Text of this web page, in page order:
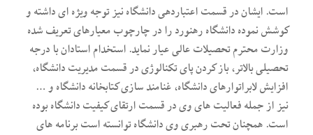
است. ایشان در قسمت اعتباردهی دانشگاه نیز توجه ویژه ای داشته و
کوشش نموده دانشگاه رهنورد را در چارچوب معیارهای تعریف شده
وزارت محترم تحصیلات عالی عیار نماید. استخدام استادان با درجه
تحصیلی بالاتر، باز کردن پای تکنالوژی در قسمت مدیریت دانشگاه،
افزایش لابراتوارهای دانشگاه، غنامند سازی کتابخانه دانشگاه و …
نیز از جمله فعالیت های وی در قسمت ارتقای کیفیت دانشگاه بوده
است. همچنان تحت رهبری وی دانشگاه توانسته است برنامه های